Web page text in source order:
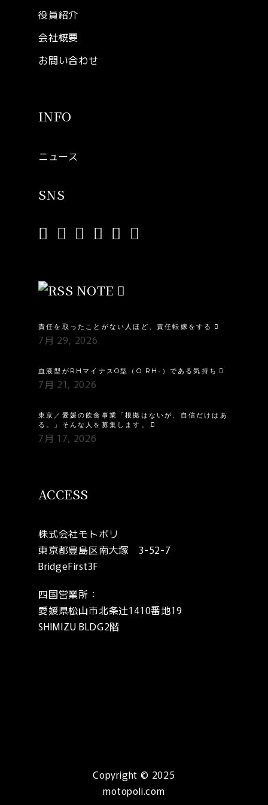
役員紹介
会社概要
お問い合わせ
INFO
ニュース
SNS
NOTE
責任を取ったことがない人ほど、責任転嫁をする
7月 29, 2026
血液型がRHマイナスO型（O RH-）である気持ち
7月 21, 2026
東京／愛媛の飲食事業「根拠はないが、自信だけはあ
る。」そんな人を募集します。
7月 17, 2026
ACCESS
株式会社モトポリ
東京都豊島区南大塚 3-52-7
BridgeFirst3F
四国営業所：
愛媛県松山市北条辻1410番地19
SHIMIZU BLDG2階
Copyright © 2025
motopoli.com